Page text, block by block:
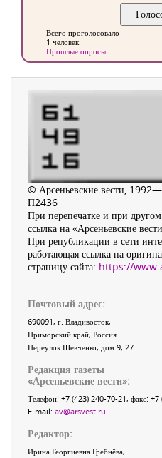
Всего проголосовало
1 человек
Прошлые опросы
© Арсеньевские вести,
П2436
При перепечатке и при
ссылка на «Арсеньевские
При републикации в сети
работающая ссылка на
страницу сайта: https://
Почтовый адрес:
690091, г. Владивосток,
Приморский край, Россия
Переулок Шевченко, дом 9, 27
Редакция газеты
«Арсеньевские вести»:
Телефон: +7 (423) 240-70-21, факс: +7
E-mail: av@arsvest.ru
Редактор:
Ирина Георгиевна Гребнёва,